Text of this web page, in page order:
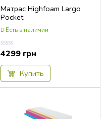
Матрас Highfoam Largo
Pocket
Есть в наличии
Оценка
0.00
из
4299 грн
Купить